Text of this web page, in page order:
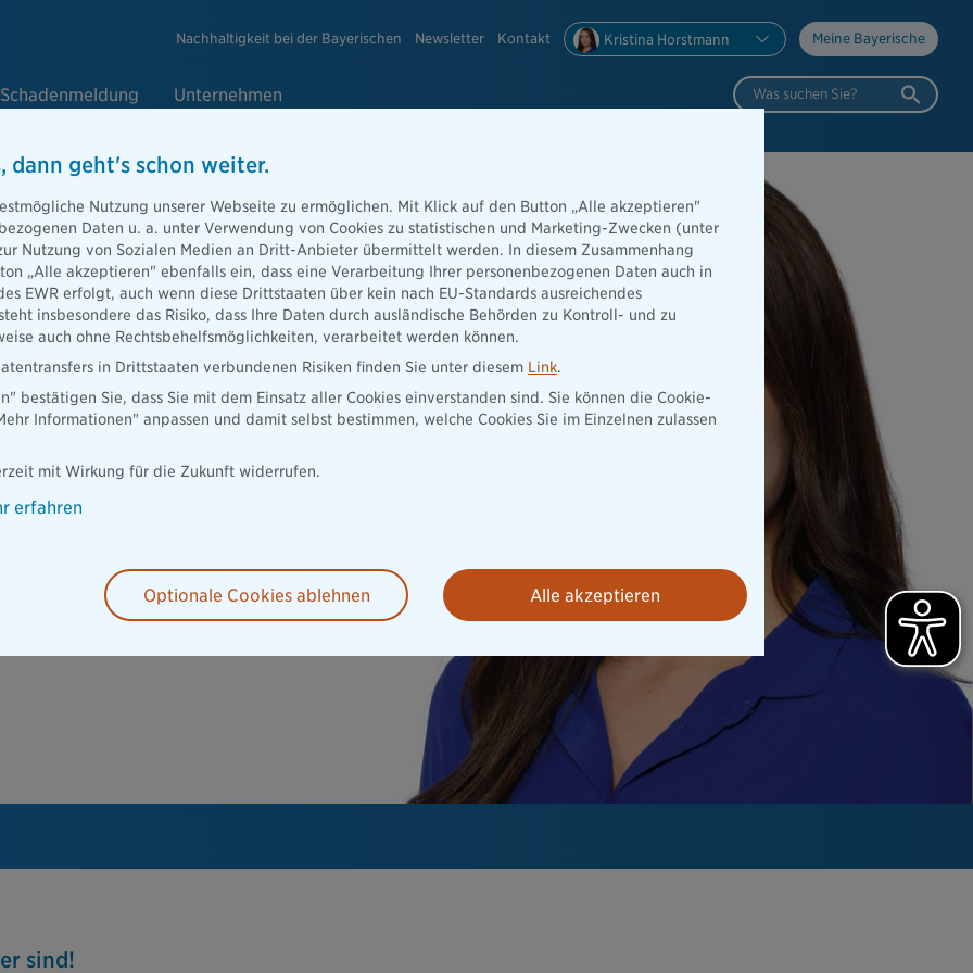
Nachhaltigkeit bei der Bayerischen Newsletter Kontakt Kristina Horstmann Meine Bayerische
Schadenmeldung Unternehmen Was suchen Sie?
sind!
dann geht's schon weiter.
Nutzung unserer Webseite zu ermöglichen. Mit Klick auf den Button „Alle akzeptieren"
Daten u. a. unter Verwendung von Cookies zu statistischen und Marketing-Zwecken (unter
Nutzung von Sozialen Medien an Dritt-Anbieter übermittelt werden. In diesem Zusammenhang
„Alle akzeptieren" ebenfalls ein, dass eine Verarbeitung Ihrer personenbezogenen Daten auch in
EWR erfolgt, auch wenn diese Drittstaaten über kein nach EU-Standards ausreichendes
insbesondere das Risiko, dass Ihre Daten durch ausländische Behörden zu Kontroll- und zu
auch ohne Rechtsbehelfsmöglichkeiten, verarbeitet werden können.
in Drittstaaten verbundenen Risiken finden Sie unter diesem Link.
bestätigen Sie, dass Sie mit dem Einsatz aller Cookies einverstanden sind. Sie können die Cookie-
Informationen" anpassen und damit selbst bestimmen, welche Cookies Sie im Einzelnen zulassen
mit Wirkung für die Zukunft widerrufen.
erfahren
Optionale Cookies ablehnen Alle akzeptieren